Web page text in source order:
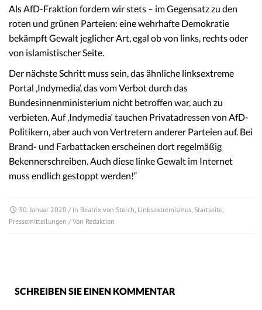
Als AfD-Fraktion fordern wir stets – im Gegensatz zu den
roten und grünen Parteien: eine wehrhafte Demokratie
bekämpft Gewalt jeglicher Art, egal ob von links, rechts oder
von islamistischer Seite.
Der nächste Schritt muss sein, das ähnliche linksextreme
Portal ‚Indymedia‘, das vom Verbot durch das
Bundesinnenministerium nicht betroffen war, auch zu
verbieten. Auf ‚Indymedia‘ tauchen Privatadressen von AfD-
Politikern, aber auch von Vertretern anderer Parteien auf. Bei
Brand- und Farbattacken erscheinen dort regelmäßig
Bekennerschreiben. Auch diese linke Gewalt im Internet
muss endlich gestoppt werden!“
30. Januar 2020 / In Beatrix von Storch Linksextremismus Startseite
Pressemitteilungen / Von Redaktion
SCHREIBEN SIE EINEN KOMMENTAR